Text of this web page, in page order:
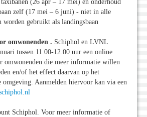
taxibanen (26 apr – 17 mei) en onderhoud
zelf (17 mei – 6 juni) - niet in alle
worden gebruikt als landingsbaan
omwonenden . Schiphol en LVNL
tussen 11.00-12.00 uur een online
omwonenden die meer informatie willen
en/of het effect daarvan op het
Aanmelden hiervoor kan via een
Schiphol. Voor meer informatie of